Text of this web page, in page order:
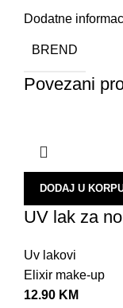
Dodatne
BREND
Povezani
DODAJ U
UV lak za
Uv lakovi
Elixir make-up
12.90 KM